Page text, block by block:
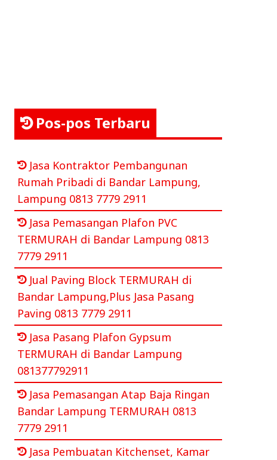
Pos-pos Terbaru
Jasa Kontraktor Pembangunan
Rumah Pribadi di Bandar Lampung,
Lampung 0813 7779 2911
Jasa Pemasangan Plafon PVC
TERMURAH di Bandar Lampung 0813
7779 2911
Jual Paving Block TERMURAH di
Bandar Lampung,Plus Jasa Pasang
Paving 0813 7779 2911
Jasa Pasang Plafon Gypsum
TERMURAH di Bandar Lampung
081377792911
Jasa Pemasangan Atap Baja Ringan
Bandar Lampung TERMURAH 0813
7779 2911
Jasa Pembuatan Kitchenset, Kamar